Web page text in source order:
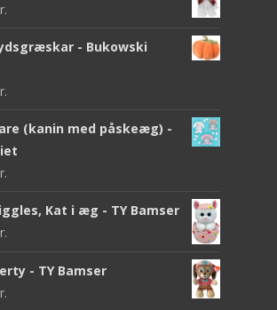
- Bukowski
(kanin med påskeæg) -
Kat i æg - TY Bamser
- TY Bamser